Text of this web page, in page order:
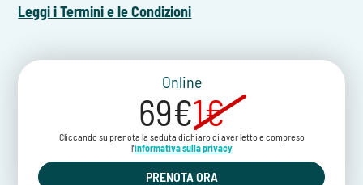
Leggi i Termini e le Condizioni
Online
69€1€
Cliccando su prenota la seduta dichiaro di aver letto e compreso
l'informativa sulla privacy
PRENOTA ORA